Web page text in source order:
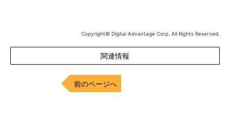
Windows Server 2012の役割の一覧
Copyright© Digital Advantage Corp. All Rights Reserved.
関連情報
前のページへ